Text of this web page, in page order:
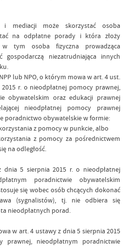
i mediacji może skorzystać osoba
na odpłatne porady i która złoży
w tym osoba fizyczna prowadząca
gospodarczą niezatrudniająca innych
lub NPO, o którym mowa w art. 4 ust.
r. o nieodpłatnej pomocy prawnej,
obywatelskim oraz edukacji prawnej
nieodpłatnej pomocy prawnej
poradnictwo obywatelskie w formie:
z pomocy w punkcie, albo
z pomocy za pośrednictwem
na odległość.
5 sierpnia 2015 r. o nieodpłatnej
poradnictwie obywatelskim
się wobec osób chcących dokonać
(sygnalistów), tj. nie odbiera się
nieodpłatnych porad.
w art. 4 ustawy z dnia 5 sierpnia 2015
prawnej, nieodpłatnym poradnictwie